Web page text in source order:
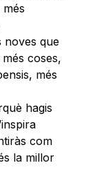
més
noves que
coses,
més
hagis
com
la millor